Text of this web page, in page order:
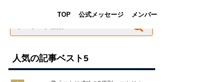
TOP 公式メッセージ メンバー
人気の記事ベスト5